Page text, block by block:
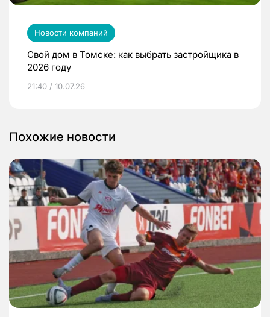
Новости компаний
Свой дом в Томске: как выбрать застройщика в
2026 году
21:40 / 10.07.26
Похожие новости